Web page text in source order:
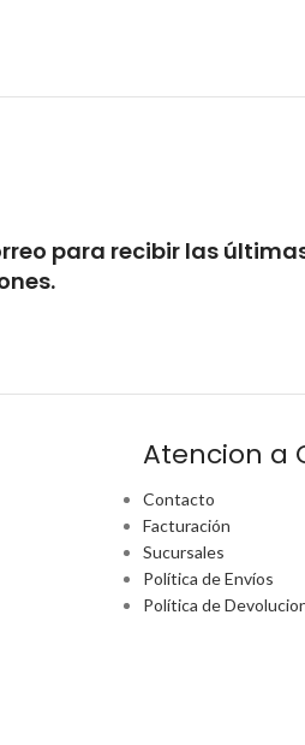
para recibir las
Atencion a
Contacto
Facturación
Sucursales
Política de Envíos
Política de